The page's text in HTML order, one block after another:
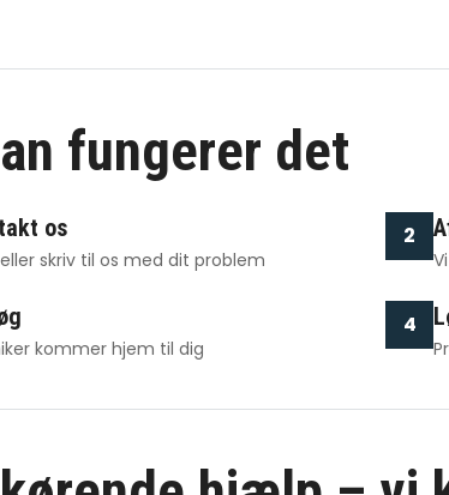
fungerer det
os
skriv til os med dit problem
2
kommer hjem til dig
4